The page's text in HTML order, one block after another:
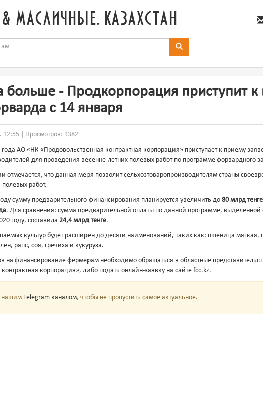
масличные. казахстан
больше - Продкорпорация приступит
с 14 января
12:55 | Просмотров: 1382
года АО «НК «Продовольственная контрактная корпорация» приступает к приему
для проведения весенне-летних полевых работ по программе форвардного
отмечается, что данная меря позволит сельхозтоваропроизводителям страны
работ.
сумму предварительного финансирования планируется увеличить до 80 млрд тенге
. Для сравнения: сумма предварительной оплаты по данной программе, выделенной
году, составила 24,4 млрд тенге.
культур будет расширен до десяти наименований, таких как: пшеница
рапс, соя, гречиха и кукуруза.
на финансирование фермерам необходимо обращаться в областные
корпорация», либо подать онлайн-заявку на сайте fcc.kz.
нашимTelegram каналом, чтобы не пропустить самое актуальное.